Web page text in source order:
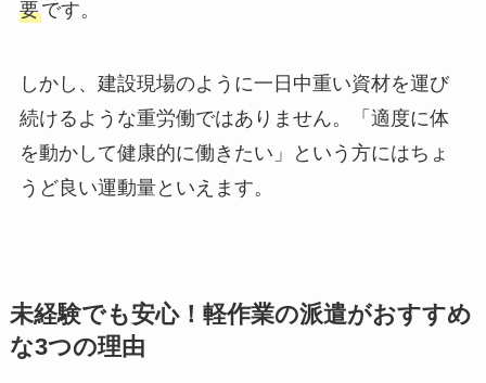
要です。
しかし、建設現場のように一日中重い資材を運び
続けるような重労働ではありません。「適度に体
を動かして健康的に働きたい」という方にはちょ
うど良い運動量といえます。
未経験でも安心！軽作業の派遣がおすすめ
な3つの理由